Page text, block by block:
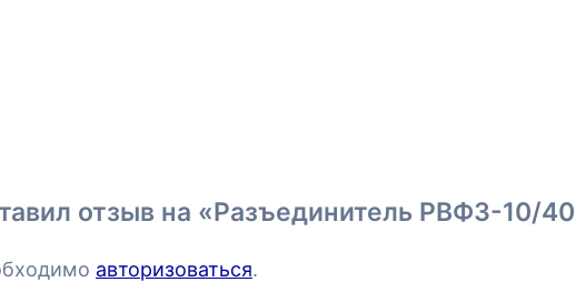
отзыв на «Разъединитель РВФЗ-10/
авторизоваться.